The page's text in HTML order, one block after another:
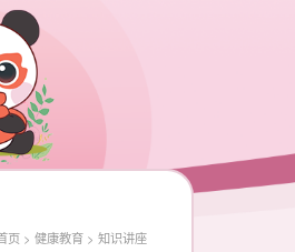
页 >健康教育 >知识讲座